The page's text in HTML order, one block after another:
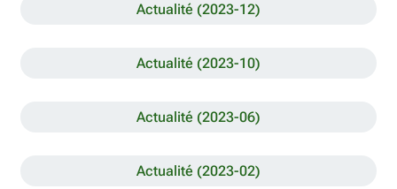
Actualité (2023-12)
Actualité (2023-10)
Actualité (2023-06)
Actualité (2023-02)